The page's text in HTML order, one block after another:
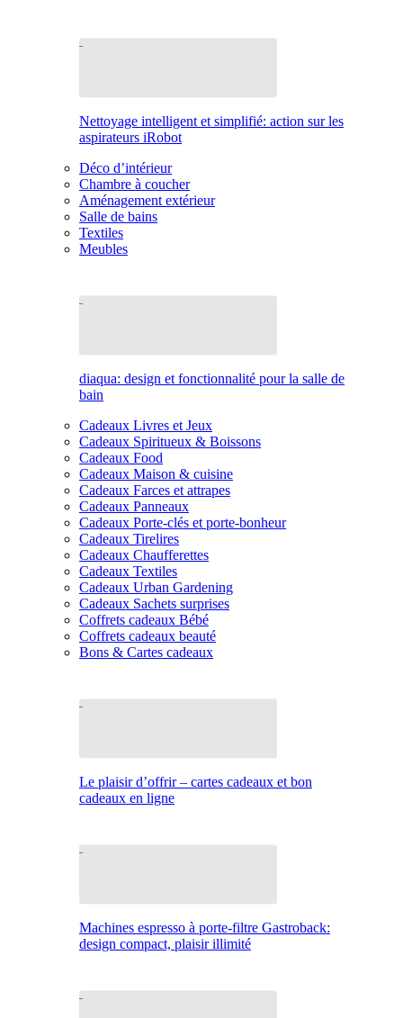
Nettoyage intelligent et simplifié: action sur les
aspirateurs iRobot
Déco d’intérieur
Chambre à coucher
Aménagement extérieur
Salle de bains
Textiles
Meubles
diaqua: design et fonctionnalité pour la salle de
bain
Cadeaux Livres et Jeux
Cadeaux Spiritueux & Boissons
Cadeaux Food
Cadeaux Maison & cuisine
Cadeaux Farces et attrapes
Cadeaux Panneaux
Cadeaux Porte-clés et porte-bonheur
Cadeaux Tirelires
Cadeaux Chaufferettes
Cadeaux Textiles
Cadeaux Urban Gardening
Cadeaux Sachets surprises
Coffrets cadeaux Bébé
Coffrets cadeaux beauté
Bons & Cartes cadeaux
Le plaisir d’offrir – cartes cadeaux et bon
cadeaux en ligne
Machines espresso à porte-filtre Gastroback:
design compact, plaisir illimité